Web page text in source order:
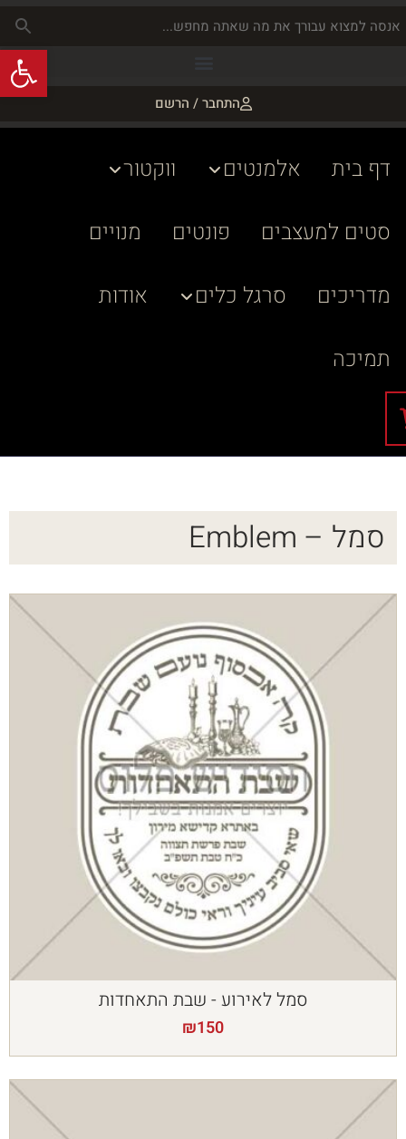
התחבר / הרשם
דף בית אלמנטים
ווקטור
סטים למעצבים
פונטים
מנויים
מדריכים
סרגל כלים
אודות
תמיכה
סמל – Emblem
סמל לאירוע - שבת התאחדות
₪150